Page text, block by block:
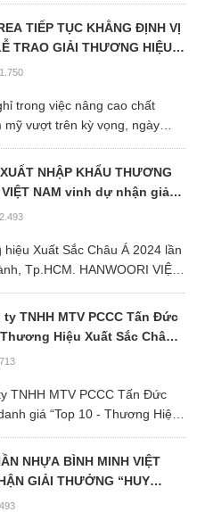
TIẾP TỤC KHẲNG ĐỊNH VỊ
TRAO GIẢI THƯƠNG HIỆU
Á
1.750
trong việc nâng cao chất
mỹ vượt trên kỳ vọng, ngày
Á.
NHẬP KHẨU THƯƠNG
VIỆT NAM vinh dự nhận giải
Vàng Sản Phẩm - Dịch
2.493
Xuất Sắc Châu Á 2024 lần
Tp.HCM. HANWOORI VIỆT
TNHH MTV PCCC Tấn Đức
Hiệu Xuất Sắc Châu
Vàng Sản phẩm - Dịch vụ
713
TNHH MTV PCCC Tấn Đức
giá “Top 10 - Thương Hiệu
NHỰA BÌNH MINH VIỆT
GIẢI THƯỞNG “HUY
PHẨM – DỊCH VỤ CHẤT
493